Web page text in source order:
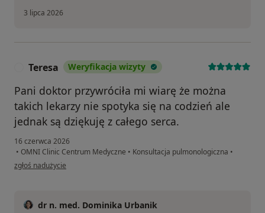
3 lipca 2026
Teresa Weryfikacja wizyty
Pani doktor przywróciła mi wiarę że można
takich lekarzy nie spotyka się na codzień ale
jednak są dziękuję z całego serca.
16 czerwca 2026
• OMNI Clinic Centrum Medyczne • Konsultacja pulmonologiczna •
w opinii użytkownika Teresa
zgłoś nadużycie
dr n. med. Dominika Urbanik